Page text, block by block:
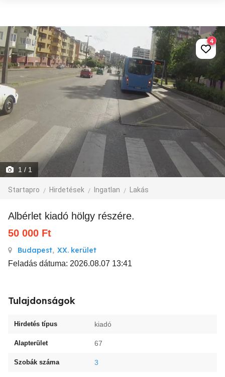
1 / 1
Startapro Hirdetések Ingatlan Lakás
4
Albérlet kiadó hölgy részére.
50 000 Ft
Budapest, XX. kerület
Feladás dátuma: 2026.08.07 13:41
Tulajdonságok
Hirdetés típus kiadó
Alapterület 67
Szobák száma 3